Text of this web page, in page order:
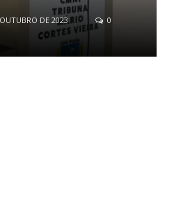
DE 2023
0